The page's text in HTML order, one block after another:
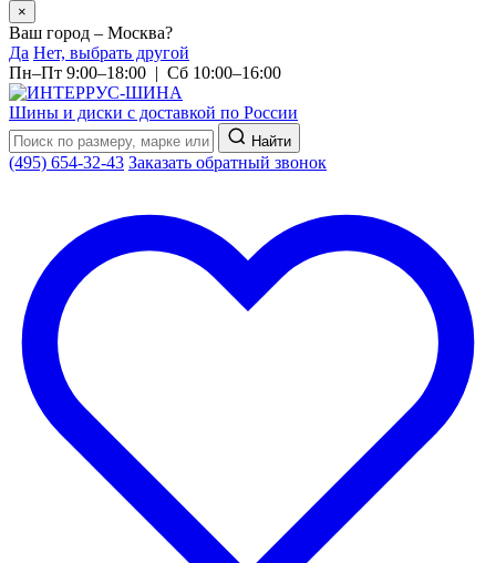
×
Ваш город – Москва?
Да Нет, выбрать другой
Пн–Пт 9:00–18:00 | Сб 10:00–16:00
Шины и диски с доставкой по России
Найти
(495) 654-32-43 Заказать обратный звонок